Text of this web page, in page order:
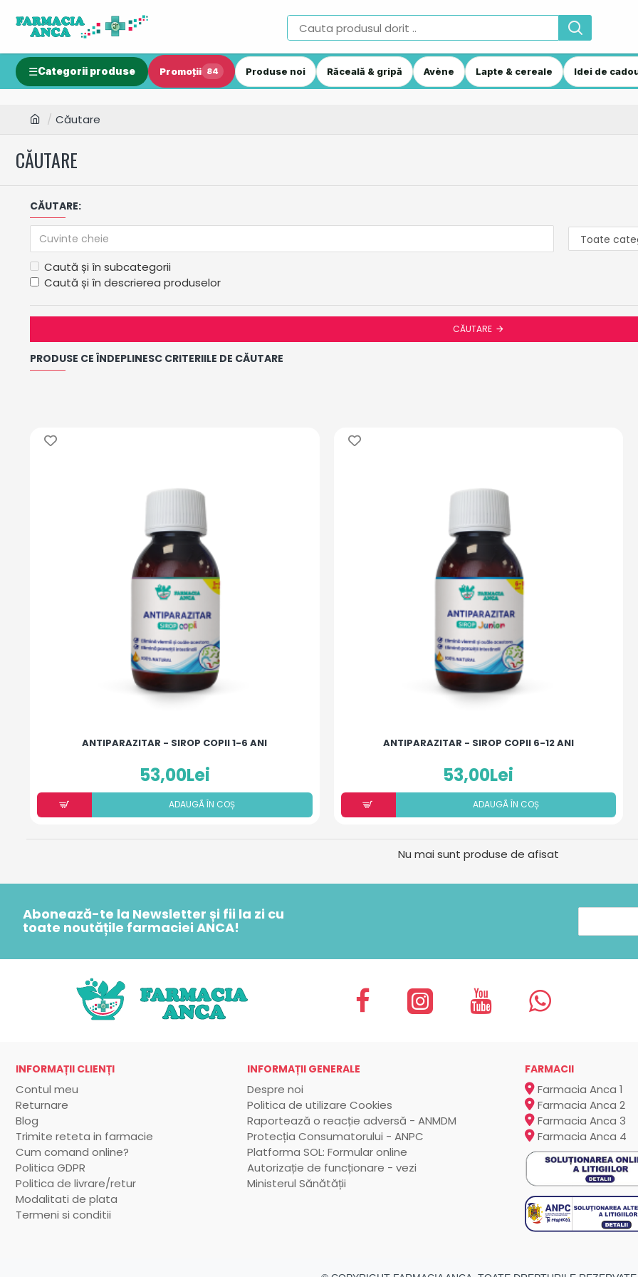
Categorii produse Promoții 84 Produse noi Răceală & gripă Avène Lapte & cereale Idei de
Căutare
CĂUTARE
CĂUTARE:
Caută și în subcategorii
Caută și în descrierea produselor
CĂUTARE
PRODUSE CE ÎNDEPLINESC CRITERIILE DE CĂUTARE
ANTIPARAZITAR - SIROP COPII 1-6 ANI
53,00Lei
ADAUGÃ ÎN COȘ
ANTIPARAZITAR - SIROP COPII 6-12 ANI
53,00Lei
ADAUGÃ ÎN COȘ
Nu mai sunt produse de afisat
Abonează-te la Newsletter și fii la zi cu
toate noutățile farmaciei ANCA!
INFORMAȚII CLIENȚI
Contul meu
Returnare
Blog
Trimite reteta in farmacie
Cum comand online?
Politica GDPR
Politica de livrare/retur
Modalitati de plata
Termeni si conditii
INFORMAȚII GENERALE
Despre noi
Politica de utilizare Cookies
Raportează o reacție adversă - ANMDM
Protecția Consumatorului - ANPC
Platforma SOL: Formular online
Autorizație de funcționare - vezi
Ministerul Sănătății
FARMACII
Farmacia Anca 1
Farmacia Anca 2
Farmacia Anca 3
Farmacia Anca 4